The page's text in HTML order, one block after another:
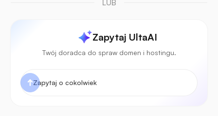
LUB
Zapytaj UltaAI
Twój doradca do spraw domen i hostingu.